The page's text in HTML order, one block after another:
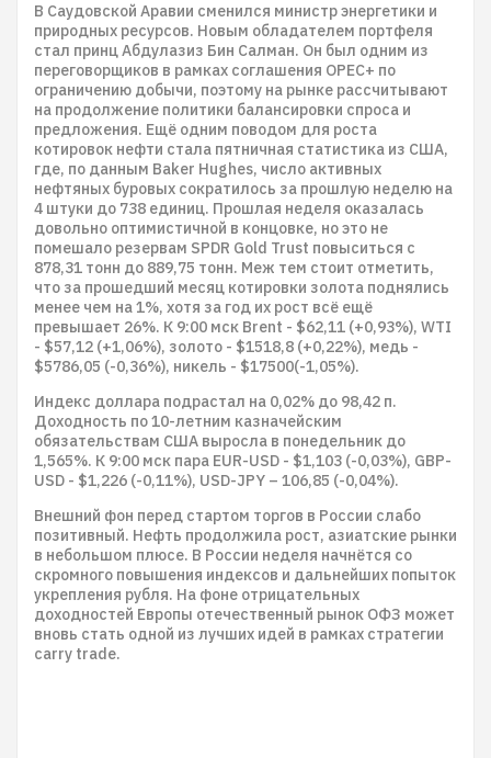
В Саудовской Аравии сменился министр энергетики и
природных ресурсов. Новым обладателем портфеля
стал принц Абдулазиз Бин Салман. Он был одним из
переговорщиков в рамках соглашения OPEC+ по
ограничению добычи, поэтому на рынке рассчитывают
на продолжение политики балансировки спроса и
предложения. Ещё одним поводом для роста
котировок нефти стала пятничная статистика из США,
где, по данным Baker Hughes, число активных
нефтяных буровых сократилось за прошлую неделю на
4 штуки до 738 единиц. Прошлая неделя оказалась
довольно оптимистичной в концовке, но это не
помешало резервам SPDR Gold Trust повыситься с
878,31 тонн до 889,75 тонн. Меж тем стоит отметить,
что за прошедший месяц котировки золота поднялись
менее чем на 1%, хотя за год их рост всё ещё
превышает 26%. К 9:00 мск Brent - $62,11 (+0,93%), WTI
- $57,12 (+1,06%), золото - $1518,8 (+0,22%), медь -
$5786,05 (-0,36%), никель - $17500(-1,05%).
Индекс доллара подрастал на 0,02% до 98,42 п.
Доходность по 10-летним казначейским
обязательствам США выросла в понедельник до
1,565%. К 9:00 мск пара EUR-USD - $1,103 (-0,03%), GBP-
USD - $1,226 (-0,11%), USD-JPY – 106,85 (-0,04%).
Внешний фон перед стартом торгов в России слабо
позитивный. Нефть продолжила рост, азиатские рынки
в небольшом плюсе. В России неделя начнётся со
скромного повышения индексов и дальнейших попыток
укрепления рубля. На фоне отрицательных
доходностей Европы отечественный рынок ОФЗ может
вновь стать одной из лучших идей в рамках стратегии
carry trade.